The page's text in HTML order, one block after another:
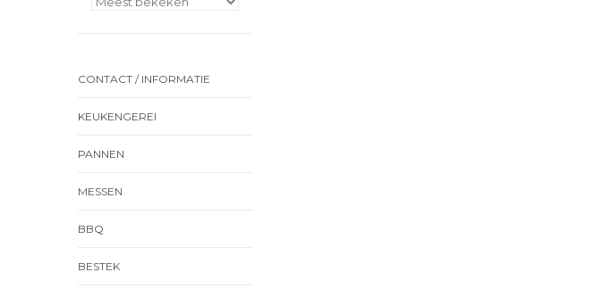
CONTACT / INFORMATIE
KEUKENGEREI
PANNEN
MESSEN
BBQ
BESTEK